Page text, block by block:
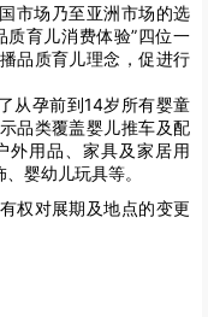
市场乃至亚洲市场的选
育儿消费体验”四位一
品质育儿理念，促进行
从孕前到14岁所有婴童
品类覆盖婴儿推车及配
外用品、家具及家居用
婴幼儿玩具等。
权对展期及地点的变更